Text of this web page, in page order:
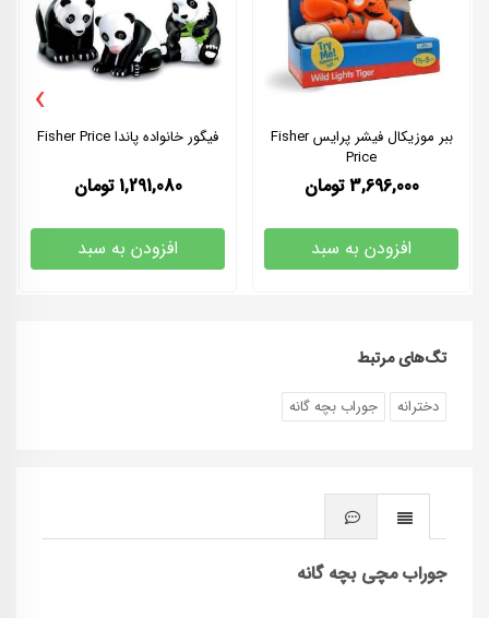
ببر موزیکال فیشر پرایس Fisher
Price
3,696,000 تومان
افزودن به سبد
فیگور خانواده پاندا Fisher Price
1,291,080 تومان
افزودن به سبد
›
تگ‌های مرتبط
دخترانه جوراب بچه گانه
جوراب مچی بچه گانه